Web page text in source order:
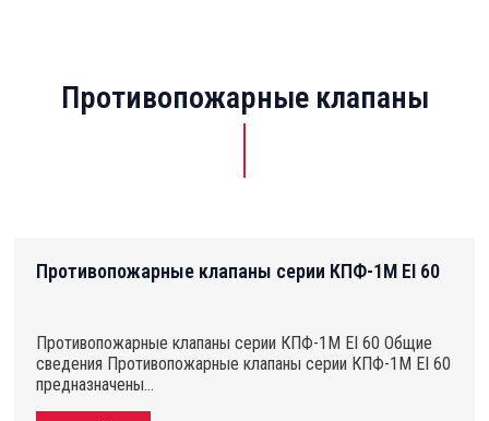
Противопожарные клапаны
Противопожарные клапаны серии КПФ-1М EI 60
Противопожарные клапаны серии КПФ-1М EI 60 Общие
сведения Противопожарные клапаны серии КПФ-1М EI 60
предназначены…